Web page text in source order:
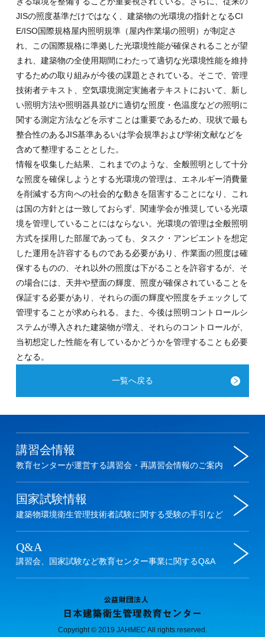
JISの照度基準だけではなく、建築物の光環境の指針となるCI
E/ISO国際規格屋内照明規準（屋内作業場の照明）が制定さ
れ、この国際規格に準拠した光環境性能が確保されることが望
まれ、建築物の全使用期間にわたって適切な光環境性能を維持
するための取り組みが今後の課題とされている。そこで、管理
技術者テキスト、空気環境測定実施者テキストにおいて、新し
い照明方法や照明器具並びに適切な照度・色温度などの照明に
関する測定方法などを示すことは重要であるため、現状で最も
整合性のあるJIS基準あるいは学会規準および学術文献などを
含めて整理することとした。
情報を収集した結果、これまでのような、全般照明として十分
な照度を確保しようとする光環境の管理は、エネルギー消費量
を削減する方向への社会的な動きを阻害することになり、これ
は国の方針とは一致しておらず、関連学会が推奨している光環
境を管理していることにはならない。光環境の管理は全般照明
方式を採用した部屋であっても、タスク・アンビエントを想定
した運用を許容するものである必要があり、作業面の照度は確
保するものの、それ以外の照度は下がることを許容するが、そ
の場合には、天井や壁面の輝度、照度が確保されていることを
保証する必要があり、それらの面の輝度や照度をチェックして
管理することが求められる。また、今後は照明コントロールシ
ステムが導入された建築物が増え、それらのコントロールが、
当初想定した性能を有しているかどうかを管理することも必要
となる。
一覧へ戻る
Copyright © 2019 JAHMEC All rights reserved.